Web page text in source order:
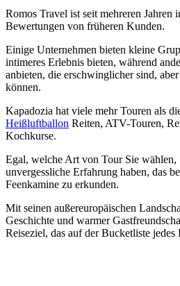
Romos Travel ist seit mehreren Jahren
Bewertungen von früheren Kunden.
Einige Unternehmen bieten kleine
intimeres Erlebnis bieten, während
anbieten, die erschwinglicher sind,
können.
Kapadozia hat viele mehr Touren als
Heißluftballon Reiten, ATV-Touren,
Kochkurse.
Egal, welche Art von Tour Sie wählen,
unvergessliche Erfahrung haben, das
Feenkamine zu erkunden.
Mit seinen außereuropäischen
Geschichte und warmer
Reiseziel, das auf der Bucketliste jedes